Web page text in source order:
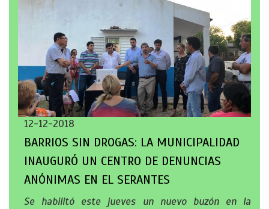
12-12-2018
BARRIOS SIN DROGAS: LA MUNICIPALIDAD
INAUGURÓ UN CENTRO DE DENUNCIAS
ANÓNIMAS EN EL SERANTES
Se habilitó este jueves un nuevo buzón en la